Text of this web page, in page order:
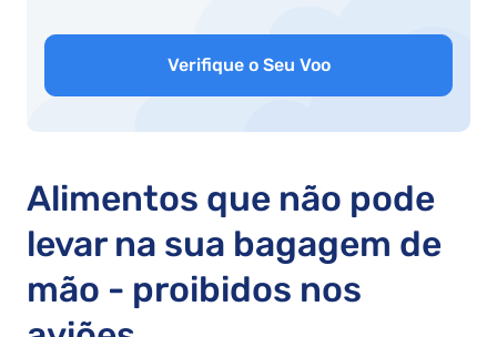
Verifique o Seu Voo
Alimentos que não pode
levar na sua bagagem de
mão - proibidos nos